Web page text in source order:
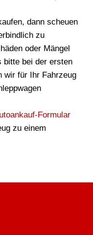
dann scheuen
zu
oder Mängel
bitte bei der ersten
wir für Ihr Fahrzeug
Formular
zu einem